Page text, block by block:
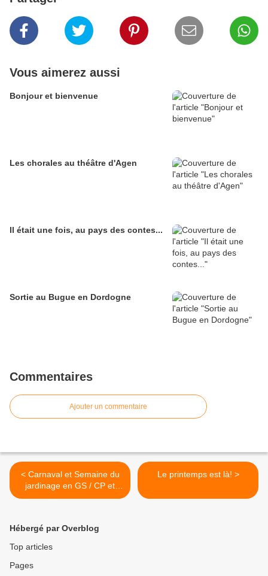
Vous aimerez aussi
Bonjour et bienvenue
Les chorales au théâtre d'Agen
Il était une fois, au pays des contes...
Sortie au Bugue en Dordogne
Commentaires
Ajouter un commentaire
< Carnaval et Semaine du
jardinage en GS / CP et
CE1 H
Le printemps est là! >
Hébergé par Overblog
Top articles
Pages